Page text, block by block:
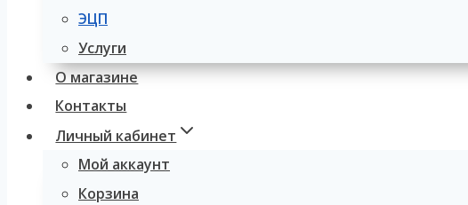
ЭЦП
Услуги
О магазине
Контакты
Личный кабинет
Мой аккаунт
Корзина